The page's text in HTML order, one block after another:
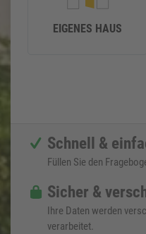
EIGENES HAUS
Schnell &
Füllen Sie den
Sicher &
Ihre Daten werden
verarbeitet.